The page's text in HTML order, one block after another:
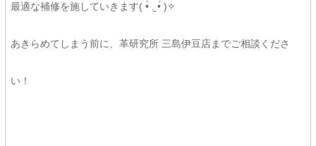
最適な補修を施していきます( •̀ .̫ •́ )✧
あきらめてしまう前に、革研究所 三島伊豆店までご相談くださ
い！